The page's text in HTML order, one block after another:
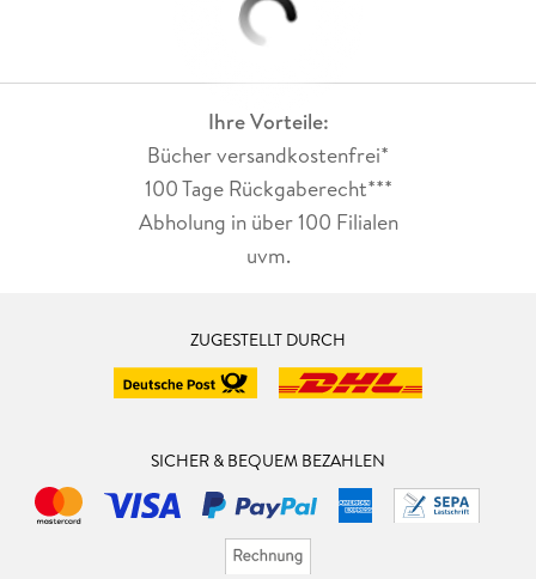
Ihre Vorteile:
Bücher versandkostenfrei*
100 Tage Rückgaberecht***
Abholung in über 100 Filialen
uvm.
ZUGESTELLT DURCH
SICHER & BEQUEM BEZAHLEN